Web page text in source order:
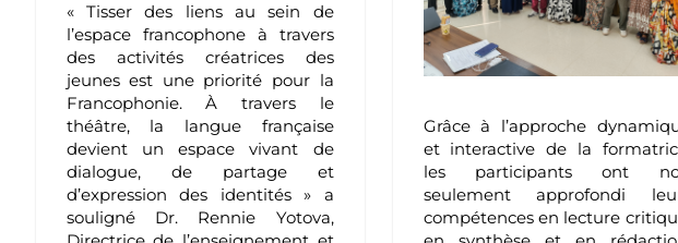
« Tisser des liens au sein de
l’espace francophone à travers
des activités créatrices des
jeunes est une priorité pour la
Francophonie. À travers le
théâtre, la langue française
devient un espace vivant de
dialogue, de partage et
d’expression des identités » a
souligné Dr. Rennie Yotova,
Grâce à l’approche
et interactive de la
les
participants ont
seulement approfondi
compétences en lecture